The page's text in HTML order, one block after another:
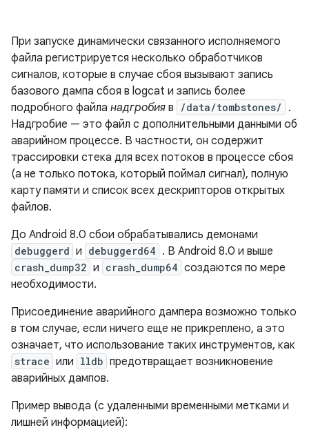
При запуске динамически связанного исполняемого
файла регистрируется несколько обработчиков
сигналов, которые в случае сбоя вызывают запись
базового дампа сбоя в logcat и запись более
подробного файла надгробия в /data/tombstones/
.
Надгробие — это файл с дополнительными данными об
аварийном процессе. В частности, он содержит
трассировки стека для всех потоков в процессе сбоя
(а не только потока, который поймал сигнал), полную
карту памяти и список всех дескрипторов открытых
файлов.
До Android 8.0 сбои обрабатывались демонами
debuggerd и debuggerd64 . В Android 8.0 и выше
crash_dump32 и crash_dump64 создаются по мере
необходимости.
Присоединение аварийного дампера возможно только
в том случае, если ничего еще не прикреплено, а это
означает, что использование таких инструментов, как
strace или lldb предотвращает возникновение
аварийных дампов.
Пример вывода (с удаленными временными метками и
лишней информацией):